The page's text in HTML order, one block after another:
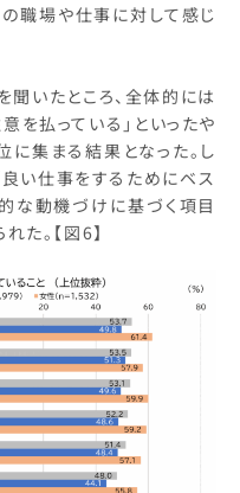
の職場や仕事に対して感じ
いたところ、全体的には
を払っている」といったや
に集まる結果となった。し
い仕事をするためにベス
な動機づけに基づく項目
た。【図6】